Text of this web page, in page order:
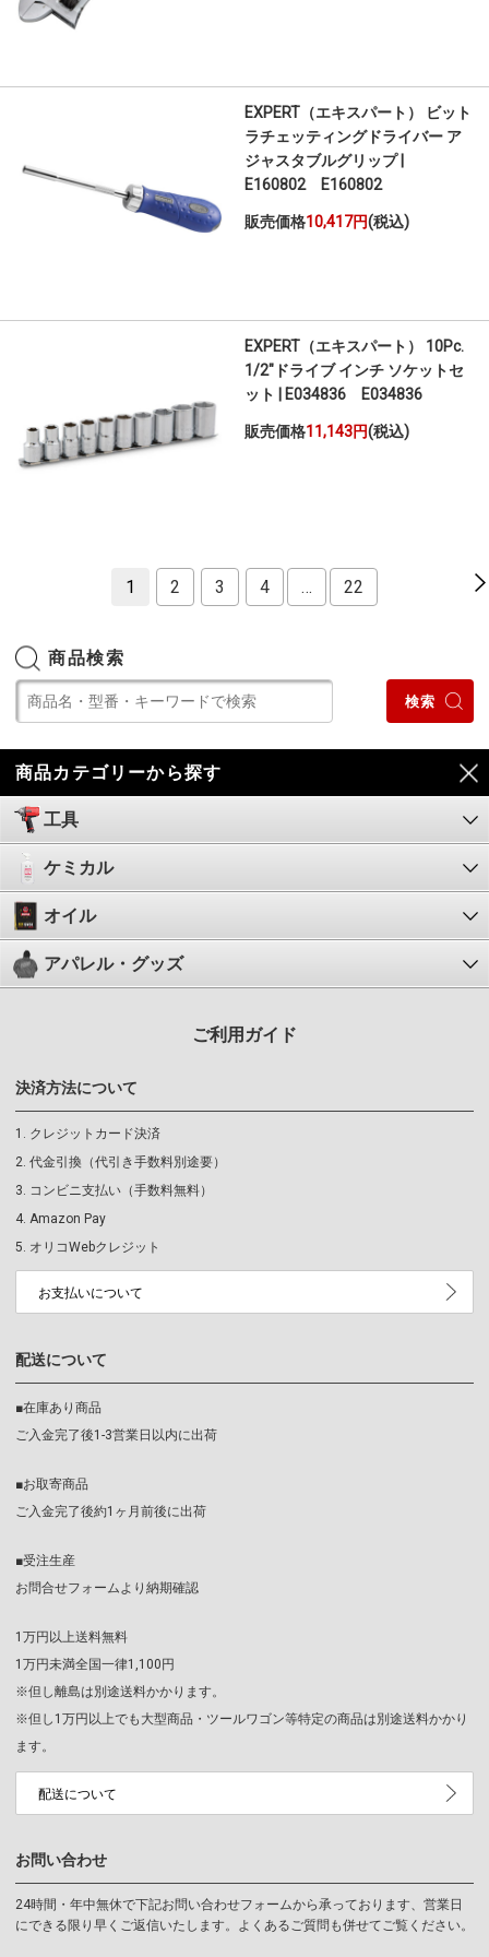
EXPERT（エキスパート） ビット
ラチェッティングドライバー ア
ジャスタブルグリップ |
E160802 E160802
販売価格10,417円(税込)
EXPERT（エキスパート） 10Pc.
1/2"ドライブ インチ ソケットセ
ット | E034836 E034836
販売価格11,143円(税込)
1 2 3 4 … 22
商品検索
商品カテゴリーから探す
工具
ケミカル
オイル
アパレル・グッズ
ご利用ガイド
決済方法について
クレジットカード決済
代金引換（代引き手数料別途要）
コンビニ支払い（手数料無料）
Amazon Pay
オリコWebクレジット
お支払いについて
配送について
■在庫あり商品
ご入金完了後1-3営業日以内に出荷
■お取寄商品
ご入金完了後約1ヶ月前後に出荷
■受注生産
お問合せフォームより納期確認
1万円以上送料無料
1万円未満全国一律1,100円
※但し離島は別途送料かかります。
※但し1万円以上でも大型商品・ツールワゴン等特定の商品は別途送料かかり
ます。
配送について
お問い合わせ
24時間・年中無休で下記お問い合わせフォームから承っております、営業日
にできる限り早くご返信いたします。よくあるご質問も併せてご覧ください。